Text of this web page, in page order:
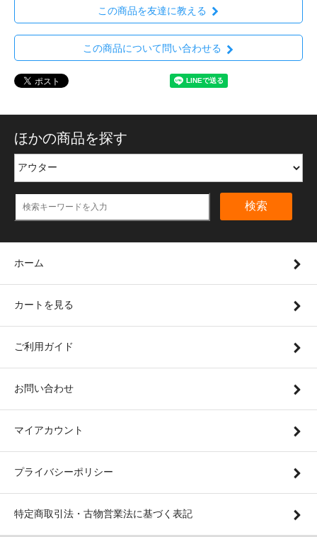
この商品を友達に教える
この商品について問い合わせる
ほかの商品を探す
検索
ホーム
カートを見る
ご利用ガイド
お問い合わせ
マイアカウント
プライバシーポリシー
特定商取引法・古物営業法に基づく表記